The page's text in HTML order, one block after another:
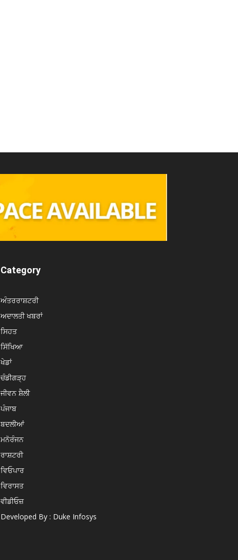
Category
ਅੰਤਰਰਾਸ਼ਟਰੀ
ਅਦਾਲਤੀ ਖਬਰਾਂ
ਸਿਹਤ
ਸਿੱਖਿਆ
ਖੇਡਾਂ
ਚੰਡੀਗੜ੍ਹ
ਜੀਵਨ ਸ਼ੈਲੀ
ਪੰਜਾਬ
ਬਦਲੀਆਂ
ਮਨੋਰੰਜਨ
ਰਾਸ਼ਟਰੀ
ਵਿਓਪਾਰ
ਵਿਰਾਸਤ
ਵੀਡੀਓਜ਼
Developed By : Duke Infosys